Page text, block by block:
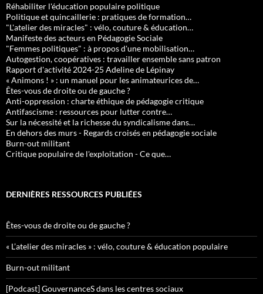
Réhabiliter l'éducation populaire politique
Politique et quincaillerie : pratiques de formation…
"L'atelier des miracles" : vélo, couture & éducation…
Manifeste des acteurs en Pédagogie Sociale
"Femmes politiques" : à propos d'une mobilisation…
Autogestion, coopératives : travailler ensemble sans patron
Rapport d'activité 2024-25 Adeline de Lépinay
« Animons ! » : un manuel pour les animateurices de…
Êtes-vous de droite ou de gauche ?
Anti-oppression : charte éthique de pédagogie critique
Antifascisme : ressources pour lutter contre…
Sur la nécessité et la richesse du syndicalisme dans…
En dehors des murs - Regards croisés en pédagogie sociale
Burn-out militant
Critique populaire de l'exploitation - Ce que…
DERNIÈRES RESSOURCES PUBLIÉES
Êtes-vous de droite ou de gauche ?
« L’atelier des miracles » : vélo, couture & éducation populaire
Burn-out militant
[Podcast] GouvernanceS dans les centres sociaux